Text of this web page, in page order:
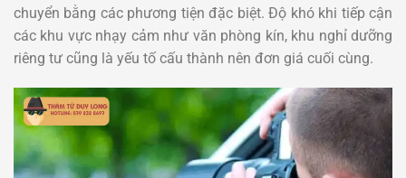
chuyển bằng các phương tiện đặc biệt. Độ khó khi tiếp cận
các khu vực nhạy cảm như văn phòng kín, khu nghỉ dưỡng
riêng tư cũng là yếu tố cấu thành nên đơn giá cuối cùng.